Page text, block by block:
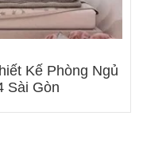
Kế Phòng Ngủ
Sài Gòn